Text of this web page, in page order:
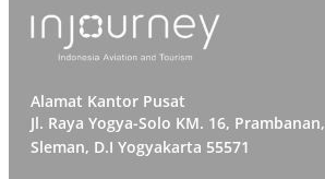
Alamat Kantor Pusat
Jl. Raya Yogya-Solo KM. 16, Prambanan,
Sleman, D.I Yogyakarta 55571